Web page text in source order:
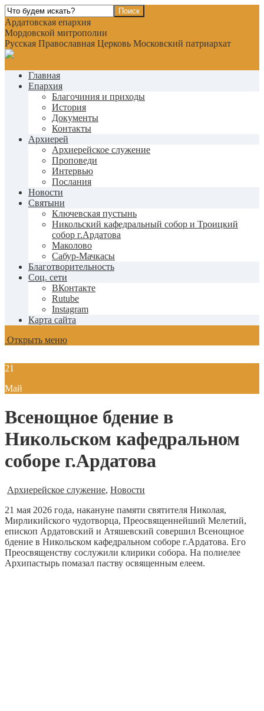
Ардатовская епархия
Мордовской митрополии
Русская Православная Церковь Московский патриархат
Главная
Епархия
Благочиния и приходы
История
Документы
Контакты
Архиерей
Архиерейское служение
Проповеди
Интервью
Послания
Новости
Святыни
Ключевская пустынь
Никольский кафедральный собор и Троицкий
собор г.Ардатова
Маколово
Сабур-Мачкасы
Благотворительность
Соц. сети
ВКонтакте
Rutube
Instagram
Карта сайта
Открыть меню
21
Май
Всенощное бдение в
Никольском кафедральном
соборе г.Ардатова
Архиерейское служение, Новости
21 мая 2026 года, накануне памяти святителя Николая,
Мирликийского чудотворца, Преосвященнейший Мелетий,
епископ Ардатовский и Атяшевский совершил Всенощное
бдение в Никольском кафедральном соборе г.Ардатова. Его
Преосвященству сослужили клирики собора. На полиелее
Архипастырь помазал паству освященным елеем.